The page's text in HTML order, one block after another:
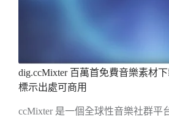
dig.ccMixter 百萬首免費音樂素材
標示出處可商用
ccMixter 是一個全球性音樂社群平